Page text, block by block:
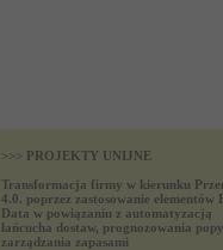
>>> PROJEKTY UNIJNE
Transformacja firmy w kierunku
4.0. poprzez zastosowanie elementów
Data w powiązaniu z automatyzacją
łańcucha dostaw, prognozowania
zarządzania zapasami